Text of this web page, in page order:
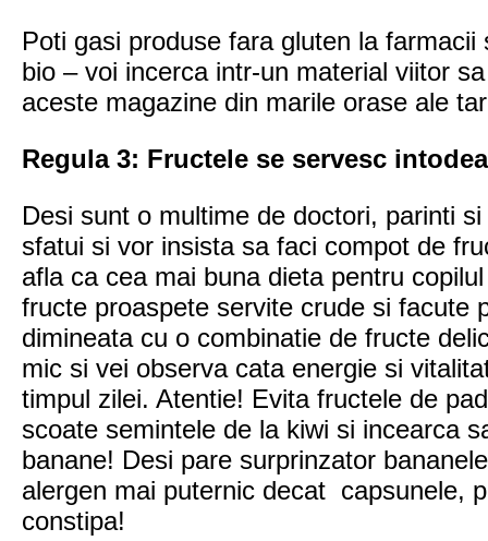
Poti gasi produse fara gluten la farmacii
bio – voi incerca intr-un material viitor
aceste magazine din marile orase ale
Regula 3: Fructele se servesc
Desi sunt o multime de doctori, parinti
sfatui si vor insista sa faci compot de
afla ca cea mai buna dieta pentru
fructe proaspete servite crude si facute
dimineata cu o combinatie de fructe
mic si vei observa cata energie si
timpul zilei. Atentie! Evita fructele de
scoate semintele de la kiwi si incearca
banane! Desi pare surprinzator
alergen mai puternic decat capsunele,
constipa!